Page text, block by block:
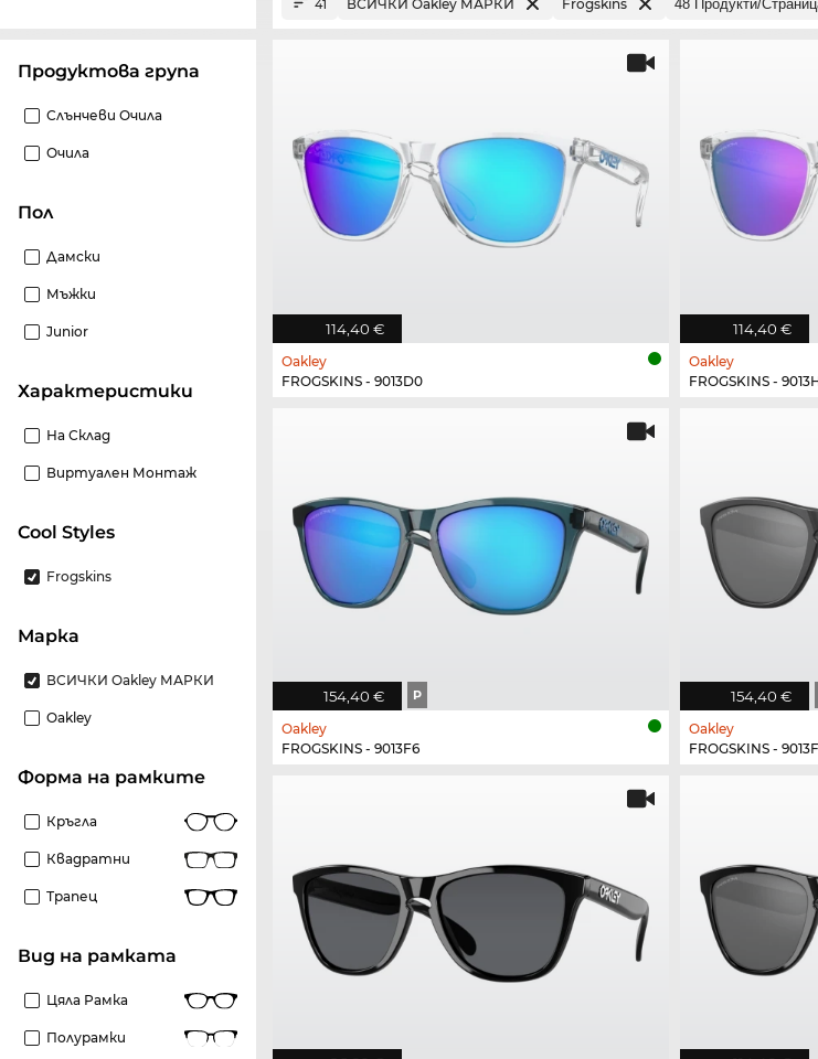
Продуктова група
Слънчеви Очила
Очила
Пол
Дамски
Мъжки
Junior
Характеристики
На Склад
Виртуален Монтаж
Cool Styles
Frogskins
Марка
ВСИЧКИ Oakley МАРКИ
Oakley
Форма на рамките
Кръгла
Квадратни
Трапец
Вид на рамката
Цяла Рамка
Полурамки
41 ВСИЧКИ Oakley МАРКИ Frogskins
114,40 €
Oakley
FROGSKINS - 9013D0
114,40 €
Oakley
FROGSKINS -
154,40 € P
Oakley
FROGSKINS - 9013F6
154,40 €
Oakley
FROGSKINS -